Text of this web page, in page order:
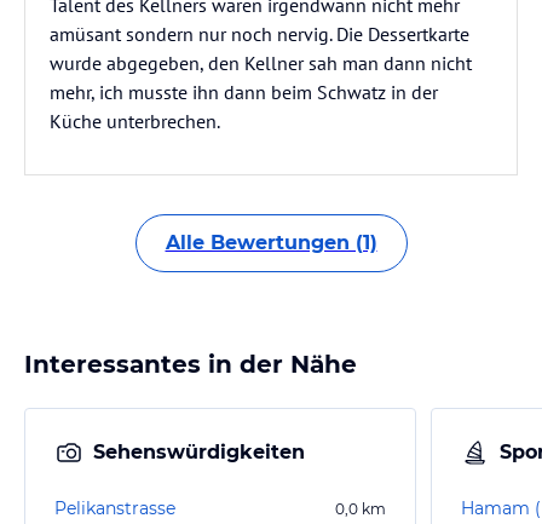
Talent des Kellners waren irgendwann nicht mehr
amüsant sondern nur noch nervig. Die Dessertkarte
wurde abgegeben, den Kellner sah man dann nicht
mehr, ich musste ihn dann beim Schwatz in der
Küche unterbrechen.
Alle Bewertungen (1)
Interessantes in der Nähe
Sehenswürdigkeiten
Pelikanstrasse 0,0 km